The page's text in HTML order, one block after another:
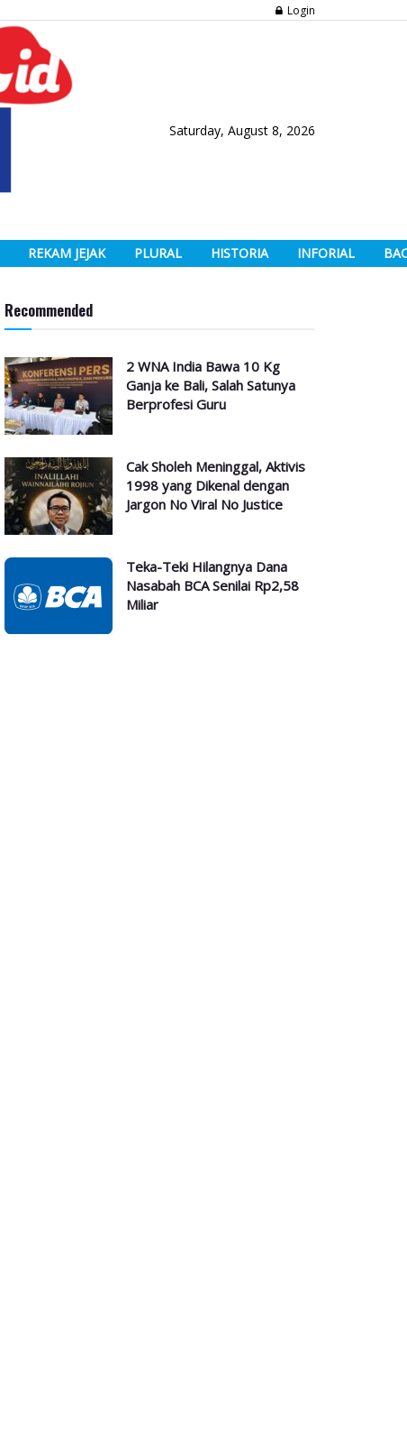
Login
Saturday, August 8, 2026
REKAM JEJAK PLURAL HISTORIA INFORIAL
Recommended
2 WNA India Bawa 10 Kg
Ganja ke Bali, Salah Satunya
Berprofesi Guru
Cak Sholeh Meninggal, Aktivis
1998 yang Dikenal dengan
Jargon No Viral No Justice
Teka-Teki Hilangnya Dana
Nasabah BCA Senilai Rp2,58
Miliar